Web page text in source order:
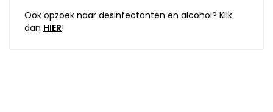
Ook opzoek naar desinfectanten en alcohol? Klik
dan HIER!